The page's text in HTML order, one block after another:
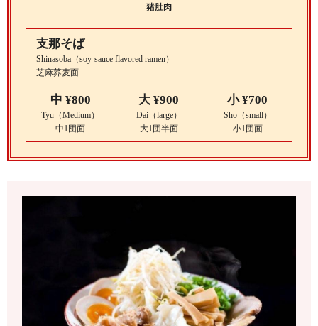
猪肚肉
支那そば
Shinasoba（soy-sauce flavored ramen）
芝麻荞麦面
中 ¥800
Tyu（Medium）
中1団面
大 ¥900
Dai（large）
大1団半面
小 ¥700
Sho（small）
小1団面